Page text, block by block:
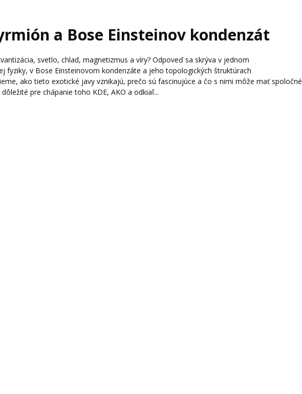
a Bose Einsteinov kondenzát
svetlo, chlad, magnetizmus a víry? Odpoveď sa skrýva v jednom
fyziky, v Bose Einsteinovom kondenzáte a jeho topologických štruktúrach
ako tieto exotické javy vznikajú, prečo sú fascinujúce a čo s nimi môže mať spoločné
pre chápanie toho KDE, AKO a odkiaľ...